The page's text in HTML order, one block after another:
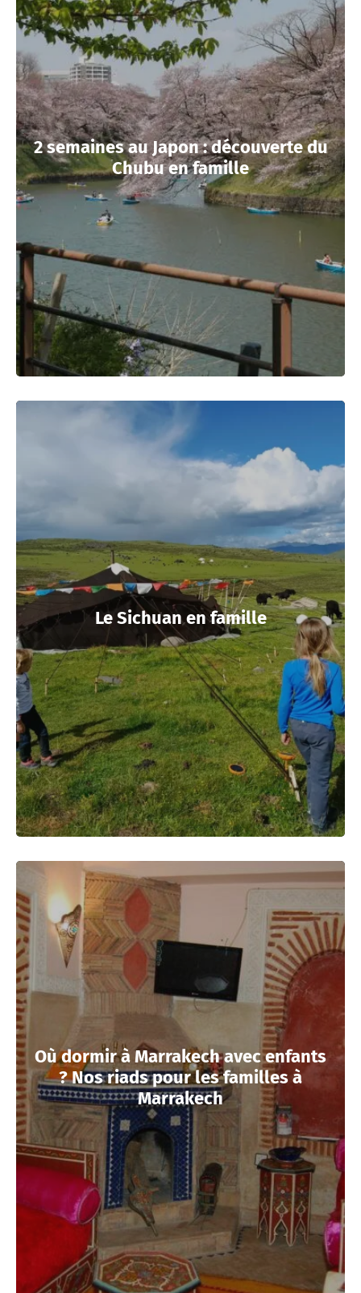
2 semaines au Japon : découverte du
Chubu en famille
Le Sichuan en famille
Où dormir à Marrakech avec enfants
? Nos riads pour les familles à
Marrakech